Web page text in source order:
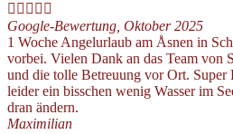
    
Google-Bewertung, Oktober 2025
1 Woche Angelurlaub am Åsnen in
vorbei. Vielen Dank an das Team von
und die tolle Betreuung vor Ort. Super
leider ein bisschen wenig Wasser im
dran ändern.
Maximilian